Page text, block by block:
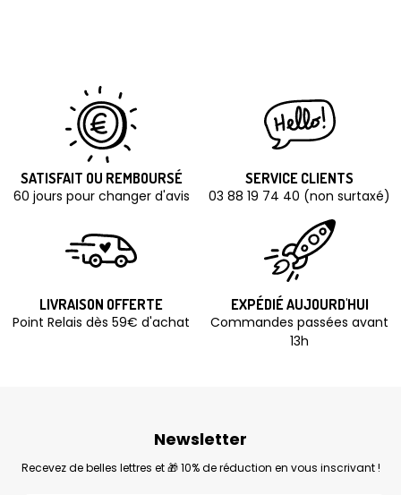
SATISFAIT OU REMBOURSÉ
60 jours pour changer d'avis
SERVICE CLIENTS
03 88 19 74 40 (non surtaxé)
LIVRAISON OFFERTE
Point Relais dès 59€ d'achat
EXPÉDIÉ AUJOURD'HUI
Commandes passées avant
13h
Newsletter
Recevez de belles lettres et 🎁 10% de réduction en vous inscrivant !